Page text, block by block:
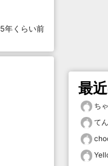
5年くらい前
最
ち
て